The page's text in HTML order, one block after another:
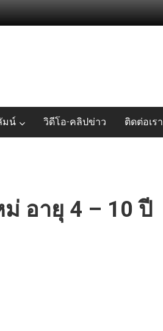
มน์ วิดีโอ-คลิปข่าว ติดต่อเรา
อายุ 4 – 10 ปี